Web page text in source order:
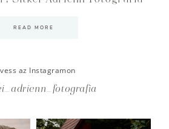
READ MORE
az Instagramon